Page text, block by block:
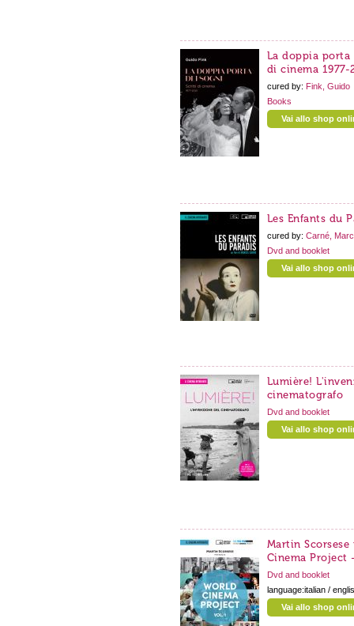
La doppia
di cinema 1977-
cured by: Fink, Guido
Books
Vai allo shop
Les Enfants du
cured by: Carné,
Dvd and booklet
Vai allo shop
Lumière!
cinematografo
Dvd and booklet
Vai allo shop
Martin
Cinema Project
Dvd and booklet
language:italian /
Vai allo shop